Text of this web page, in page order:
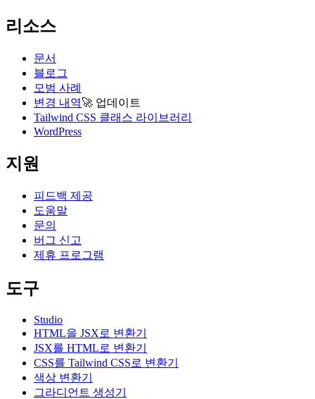
리소스
문서
블로그
모범 사례
변경 내역🚀 업데이트
Tailwind CSS 클래스 라이브러리
WordPress
지원
피드백 제공
도움말
문의
버그 신고
제휴 프로그램
도구
Studio
HTML을 JSX로 변환기
JSX를 HTML로 변환기
CSS를 Tailwind CSS로 변환기
색상 변환기
그라디언트 생성기